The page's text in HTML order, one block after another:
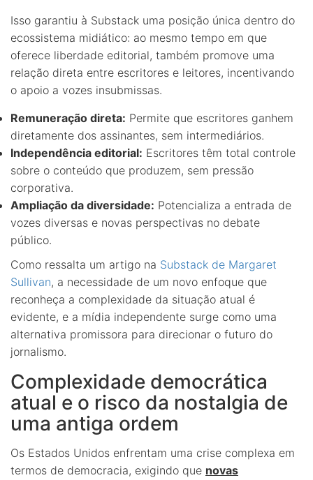
Isso garantiu à Substack uma posição única dentro do
ecossistema midiático: ao mesmo tempo em que
oferece liberdade editorial, também promove uma
relação direta entre escritores e leitores, incentivando
o apoio a vozes insubmissas.
Remuneração direta: Permite que escritores ganhem
diretamente dos assinantes, sem intermediários.
Independência editorial: Escritores têm total controle
sobre o conteúdo que produzem, sem pressão
corporativa.
Ampliação da diversidade: Potencializa a entrada de
vozes diversas e novas perspectivas no debate
público.
Como ressalta um artigo na Substack de Margaret
Sullivan, a necessidade de um novo enfoque que
reconheça a complexidade da situação atual é
evidente, e a mídia independente surge como uma
alternativa promissora para direcionar o futuro do
jornalismo.
Complexidade democrática
atual e o risco da nostalgia de
uma antiga ordem
Os Estados Unidos enfrentam uma crise complexa em
termos de democracia, exigindo que novas